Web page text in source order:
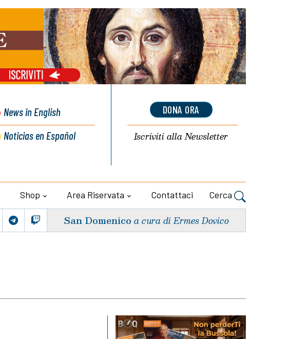
Newsin English
Noticiasen Español
DONA ORA
Iscriviti allaNewsletter
Shop Area Riservata Contattaci Cerca
San Domenico a cura di Ermes Dovico